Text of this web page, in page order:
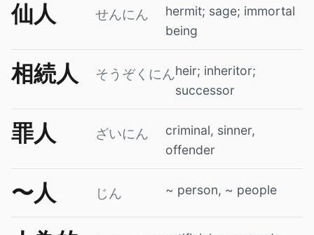
仙人 せんにん
hermit; sage; immortal
being
相続人 そうぞくにんheir; inheritor;
successor
罪人 ざいにん
criminal, sinner,
offender
〜人 じん ~ person, ~ people